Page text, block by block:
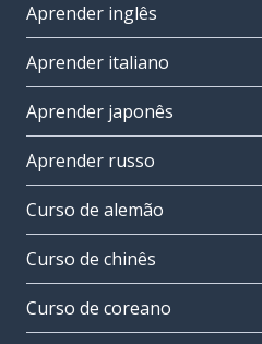
Aprender inglês
Aprender italiano
Aprender japonês
Aprender russo
Curso de alemão
Curso de chinês
Curso de coreano